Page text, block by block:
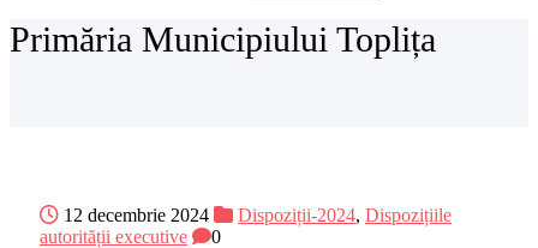
Primăria Municipiului Toplița
12 decembrie 2024 Dispoziții-2024, Dispozițiile
autorității executive
0